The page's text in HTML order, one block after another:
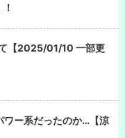
【2025/01/10 一部更
ワー系だったのか…【涼